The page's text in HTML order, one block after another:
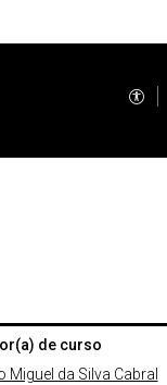
de curso
Miguel da Silva Cabral